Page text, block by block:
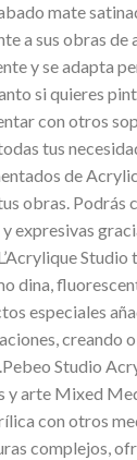
mate
a sus obras de
y se adapta
si quieres
con otros
tus
de
obras. Podrás
expresivas
dina,
especiales
creando
Studio
y arte Mixed
con otros
complejos,